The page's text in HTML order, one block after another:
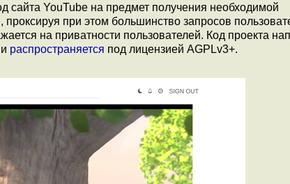
сайта YouTube на предмет получения необходимой
, проксируя при этом большинство запросов
на приватности пользователей. Код проекта
распространяется под лицензией AGPLv3+.